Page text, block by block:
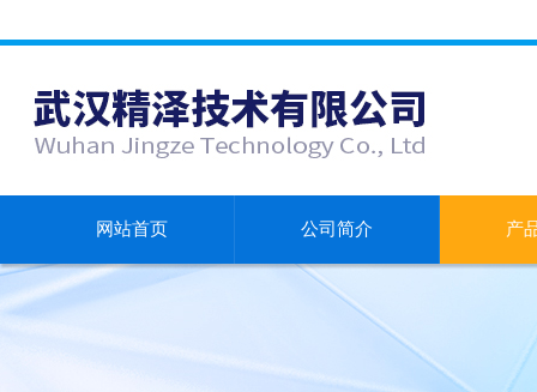
网站首页 公司简介 产